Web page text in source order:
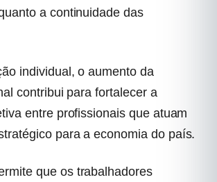
a continuidade das
individual, o aumento da
contribui para fortalecer a
entre profissionais que atuam
para a economia do país.
que os trabalhadores